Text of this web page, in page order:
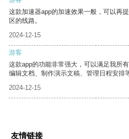
这款加速器app的加速效果一般，可以再
区的线路。
2024-12-15
游客
这款app的功能非常强大，可以满足我所
编辑文档、制作演示文稿、管理日程安排
2024-12-15
友情链接